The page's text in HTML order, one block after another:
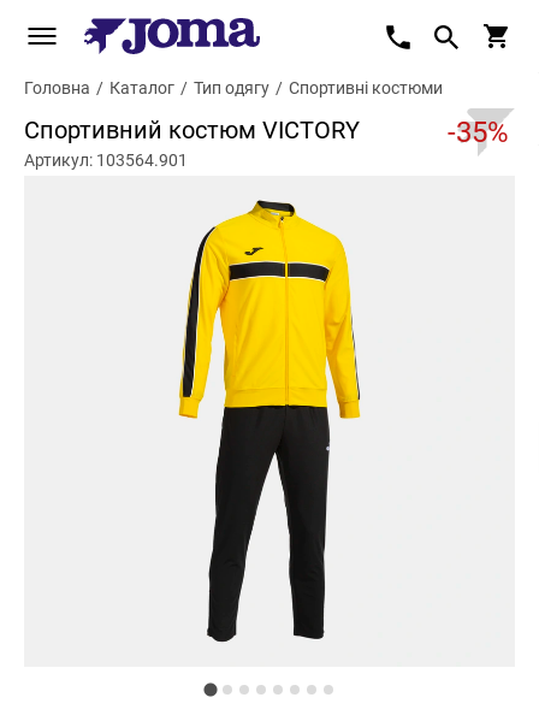
Головна / Каталог / Тип одягу / Спортивні костюми
Спортивний костюм VICTORY -35%
Артикул: 103564.901